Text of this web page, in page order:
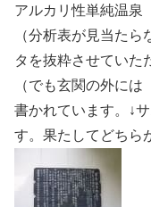
アルカリ性単純温
（分析表が見当た
タを抜粋させていた
（でも玄関の外に
書かれています。↓
す。果たしてどちら